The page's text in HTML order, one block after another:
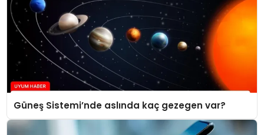
Güneş Sistemi’nde aslında kaç gezegen var?